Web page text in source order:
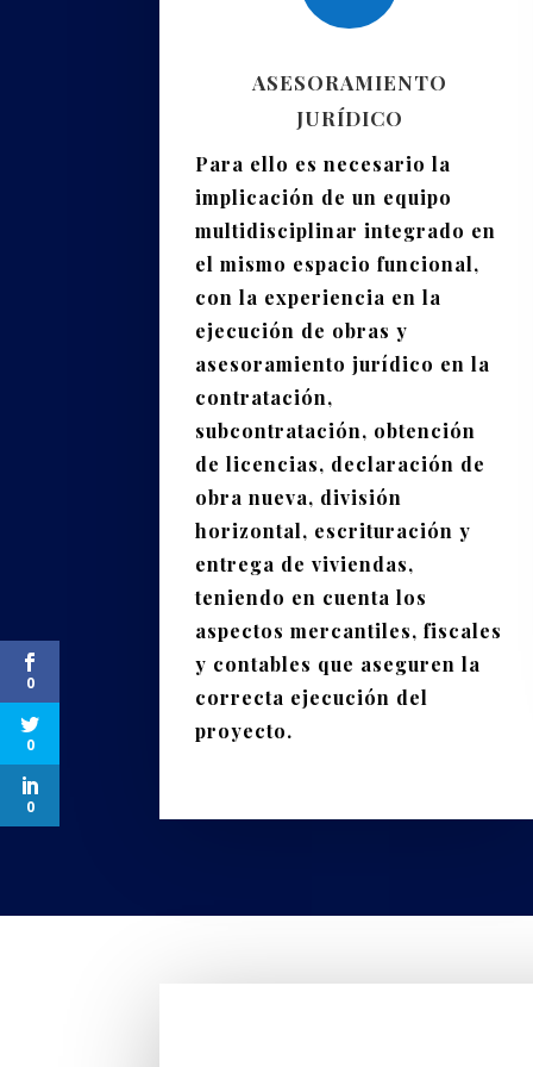
ASESORAMIENTO
JURÍDICO
Para ello es necesario la
implicación de un equipo
multidisciplinar integrado en
el mismo espacio funcional,
con la experiencia en la
ejecución de obras y
asesoramiento jurídico en la
contratación,
subcontratación, obtención
de licencias, declaración de
obra nueva, división
horizontal, escrituración y
entrega de viviendas,
teniendo en cuenta los
aspectos mercantiles, fiscales
y contables que aseguren la
correcta ejecución del
proyecto.
0
0
0